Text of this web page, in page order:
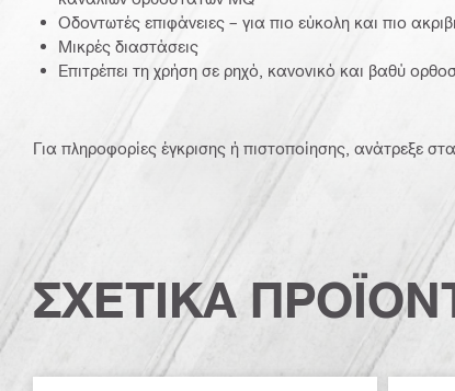
Οδοντωτές επιφάνειες – για πιο εύκολη και πιο
Μικρές διαστάσεις
Επιτρέπει τη χρήση σε ρηχό, κανονικό και βαθύ
Για πληροφορίες έγκρισης ή πιστοποίησης, ανάτρεξε στα
ΣΧΕΤΙΚΑ